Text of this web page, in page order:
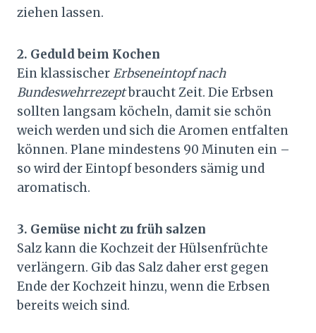
ziehen lassen.
2. Geduld beim Kochen
Ein klassischerErbseneintopf nach
Bundeswehrrezeptbraucht Zeit. Die Erbsen
sollten langsam köcheln, damit sie schön
weich werden und sich die Aromen entfalten
können. Plane mindestens 90 Minuten ein –
so wird der Eintopf besonders sämig und
aromatisch.
3. Gemüse nicht zu früh salzen
Salz kann die Kochzeit der Hülsenfrüchte
verlängern. Gib das Salz daher erst gegen
Ende der Kochzeit hinzu, wenn die Erbsen
bereits weich sind.